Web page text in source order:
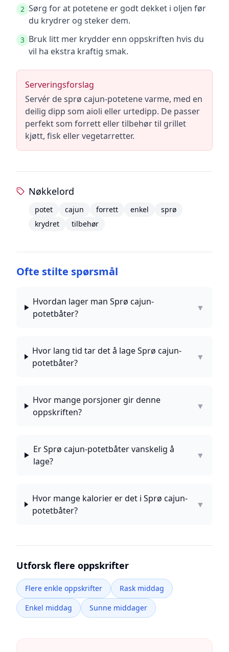
2 Sørg for at potetene er godt dekket i oljen før
du krydrer og steker dem.
3 Bruk litt mer krydder enn oppskriften hvis du
vil ha ekstra kraftig smak.
Serveringsforslag
Servér de sprø cajun-potetene varme, med en
deilig dipp som aioli eller urtedipp. De passer
perfekt som forrett eller tilbehør til grillet
kjøtt, fisk eller vegetarretter.
Nøkkelord
potet cajun forrett enkel
sprø
krydret
tilbehør
Ofte stilte spørsmål
Hvordan lager man Sprø cajun-
potetbåter?
▼
Hvor lang tid tar det å lage Sprø cajun-
potetbåter?
▼
Hvor mange porsjoner gir denne
oppskriften?
▼
Er Sprø cajun-potetbåter vanskelig å
lage?
▼
Hvor mange kalorier er det i Sprø cajun-
potetbåter?
▼
Utforsk flere oppskrifter
Flere enkle oppskrifter
Rask middag
Enkel middag
Sunne middager